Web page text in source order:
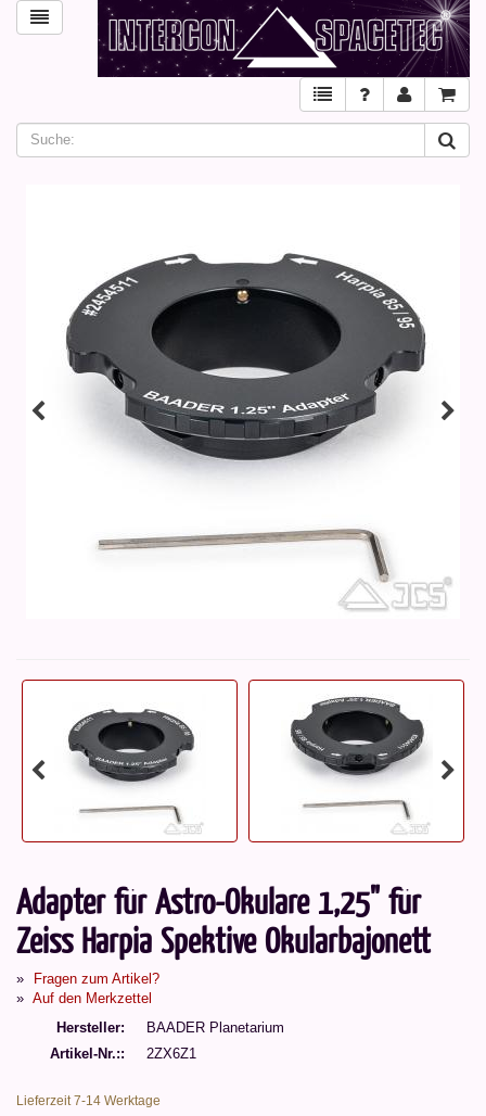
Adapter für Astro-Okulare 1,25" für
Zeiss Harpia Spektive Okularbajonett
Fragen zum Artikel?
Auf den Merkzettel
Hersteller
BAADER Planetarium
Artikel-Nr.:
2ZX6Z1
Lieferzeit 7-14 Werktage